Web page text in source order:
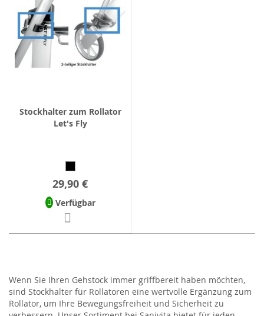
Stockhalter zum Rollator
Let's Fly
29,90 €
Verfügbar
Wenn Sie Ihren Gehstock immer griffbereit haben möchten,
sind Stockhalter für Rollatoren eine wertvolle Ergänzung zum
Rollator, um Ihre Bewegungsfreiheit und Sicherheit zu